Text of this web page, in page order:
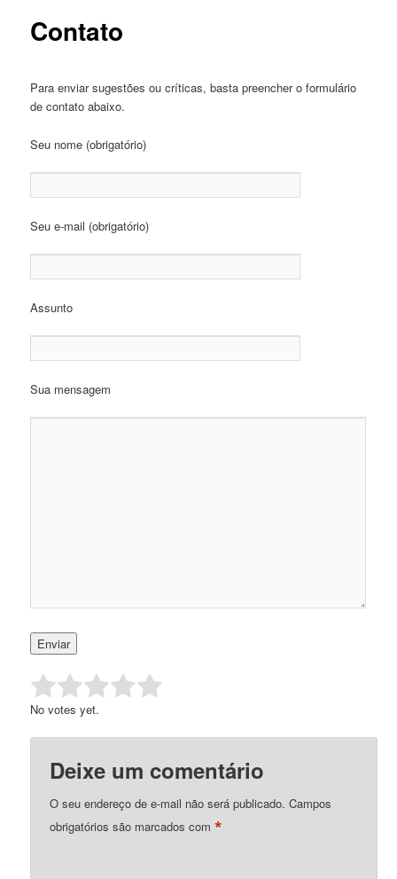
principal
secundário
Contato
Para enviar sugestões ou críticas, basta preencher o formulário
de contato abaixo.
Seu nome (obrigatório)
Seu e-mail (obrigatório)
Assunto
Sua mensagem
Rate this item: Submit Rating
No votes yet.
Deixe um comentário
O seu endereço de e-mail não será publicado. Campos
obrigatórios são marcados com*